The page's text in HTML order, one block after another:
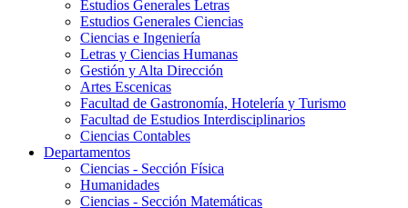
Estudios Generales Letras
Estudios Generales Ciencias
Ciencias e Ingeniería
Letras y Ciencias Humanas
Gestión y Alta Dirección
Artes Escenicas
Facultad de Gastronomía, Hotelería y Turismo
Facultad de Estudios Interdisciplinarios
Ciencias Contables
Departamentos
Ciencias - Sección Física
Humanidades
Ciencias - Sección Matemáticas